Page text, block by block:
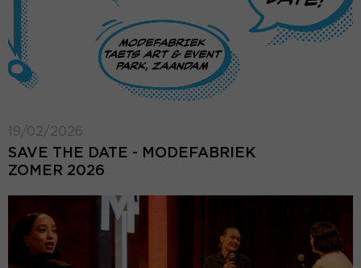
19/02/2026
SAVE THE DATE - MODEFABRIEK
ZOMER 2026